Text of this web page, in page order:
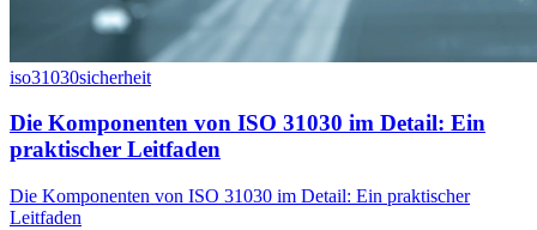
iso31030sicherheit
Die Komponenten von ISO 31030 im Detail: Ein
praktischer Leitfaden
Die Komponenten von ISO 31030 im Detail: Ein praktischer
Leitfaden